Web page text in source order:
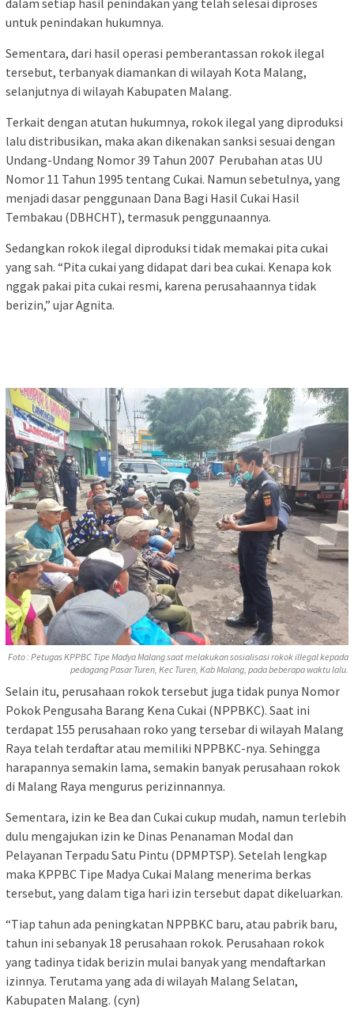
untuk penindakan hukumnya.
Sementara, dari hasil operasi pemberantassan rokok ilegal
tersebut, terbanyak diamankan di wilayah Kota Malang,
selanjutnya di wilayah Kabupaten Malang.
Terkait dengan atutan hukumnya, rokok ilegal yang diproduksi
lalu distribusikan, maka akan dikenakan sanksi sesuai dengan
Undang-Undang Nomor 39 Tahun 2007 Perubahan atas UU
Nomor 11 Tahun 1995 tentang Cukai. Namun sebetulnya, yang
menjadi dasar penggunaan Dana Bagi Hasil Cukai Hasil
Tembakau (DBHCHT), termasuk penggunaannya.
Sedangkan rokok ilegal diproduksi tidak memakai pita cukai
yang sah. “Pita cukai yang didapat dari bea cukai. Kenapa kok
nggak pakai pita cukai resmi, karena perusahaannya tidak
berizin,” ujar Agnita.
Foto : Petugas KPPBC Tipe Madya Malang saat melakukan sosialisasi rokok illegal kepada
pedagang Pasar Turen, Kec Turen, Kab Malang, pada beberapa waktu lalu.
Selain itu, perusahaan rokok tersebut juga tidak punya Nomor
Pokok Pengusaha Barang Kena Cukai (NPPBKC). Saat ini
terdapat 155 perusahaan roko yang tersebar di wilayah Malang
Raya telah terdaftar atau memiliki NPPBKC-nya. Sehingga
harapannya semakin lama, semakin banyak perusahaan rokok
di Malang Raya mengurus perizinnannya.
Sementara, izin ke Bea dan Cukai cukup mudah, namun terlebih
dulu mengajukan izin ke Dinas Penanaman Modal dan
Pelayanan Terpadu Satu Pintu (DPMPTSP). Setelah lengkap
maka KPPBC Tipe Madya Cukai Malang menerima berkas
tersebut, yang dalam tiga hari izin tersebut dapat dikeluarkan.
“Tiap tahun ada peningkatan NPPBKC baru, atau pabrik baru,
tahun ini sebanyak 18 perusahaan rokok. Perusahaan rokok
yang tadinya tidak berizin mulai banyak yang mendaftarkan
izinnya. Terutama yang ada di wilayah Malang Selatan,
Kabupaten Malang. (cyn)